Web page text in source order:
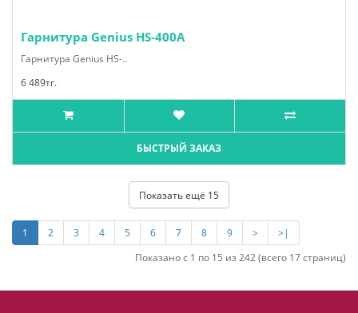
Гарнитура Genius HS-400A
Гарнитура Genius HS-..
6 489тг.
БЫСТРЫЙ ЗАКАЗ
Показать ещё 15
1 2 3 4 5 6 7 8 9 >
>|
Показано с 1 по 15 из 242 (всего 17 страниц)